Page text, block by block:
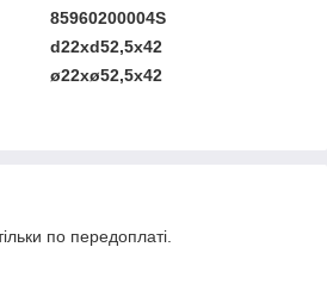
85960200004S
d22xd52,5x42
ø22xø52,5x42
по передоплаті.